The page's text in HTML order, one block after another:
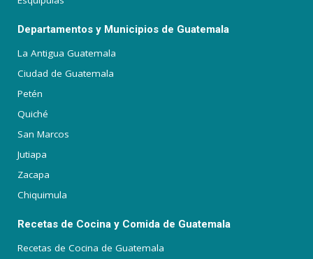
Departamentos y Municipios de Guatemala
La Antigua Guatemala
Ciudad de Guatemala
Petén
Quiché
San Marcos
Jutiapa
Zacapa
Chiquimula
Recetas de Cocina y Comida de Guatemala
Recetas de Cocina de Guatemala